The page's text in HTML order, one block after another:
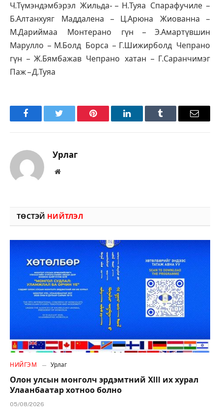
Ч.Түмэндэмбэрэл Жильда- – Н.Туяа Спарафучиле –
Б.Алтанхуяг Маддалена – Ц.Арюна Жиованна –
М.Дариймаа Монтерано гүн – Э.Амартүвшин
Марулло – М.Болд Борса – Г.Шижирболд Чепрано
гүн – Ж.Бямбажав Чепрано хатан – Г.Саранчимэг
Паж – Д.Туяа
FacebookTwitter Pinterest LinkedInTumblr Имэйл
Урлаг
Вэбсайт
ТӨСТЭЙ НИЙТЛЭЛ
НИЙГЭМ Урлаг
Олон улсын монголч эрдэмтний XIII их хурал
Улаанбаатар хотноо болно
05/08/2026